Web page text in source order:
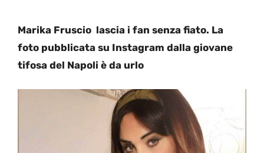
Marika Fruscio lascia i fan senza fiato. La
foto pubblicata su Instagram dalla giovane
tifosa del Napoli è da urlo